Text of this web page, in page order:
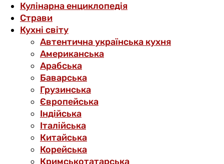
Кулінарна енциклопедія
Страви
Кухні світу
Автентична українська кухня
Американська
Арабська
Баварська
Грузинська
Європейська
Індійська
Італійська
Китайська
Корейська
Кримськотатарська